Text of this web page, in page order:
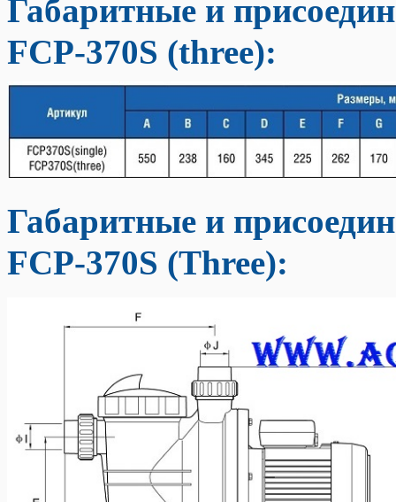
Габаритные и
FCP-370S (three):
Габаритные и
FCP-370S (Three):